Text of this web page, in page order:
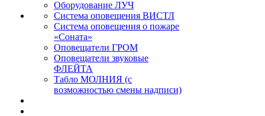
Оборудование ЛУЧ
Система оповещения ВИСТЛ
Система оповещения о пожаре
«Соната»
Оповещатели ГРОМ
Оповещатели звуковые
ФЛЕЙТА
Табло МОЛНИЯ (с
возможностью смены надписи)